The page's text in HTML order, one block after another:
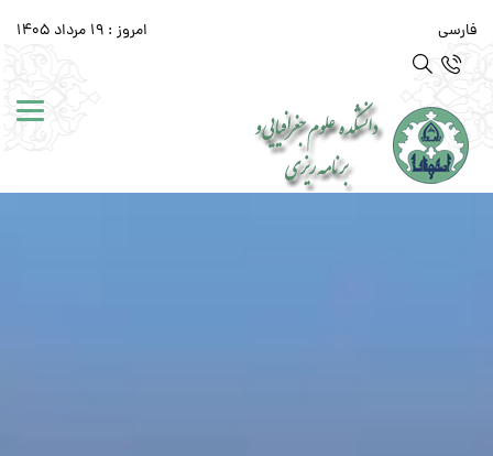
فارسی امروز : 19 مرداد 1405